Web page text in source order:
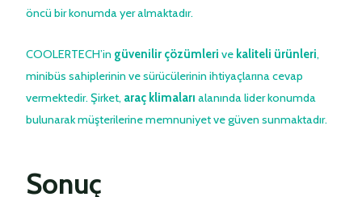
öncü bir konumda yer almaktadır.
COOLERTECH’in güvenilir çözümleri ve kaliteli ürünleri,
minibüs sahiplerinin ve sürücülerinin ihtiyaçlarına cevap
vermektedir. Şirket, araç klimaları alanında lider konumda
bulunarak müşterilerine memnuniyet ve güven sunmaktadır.
Sonuç